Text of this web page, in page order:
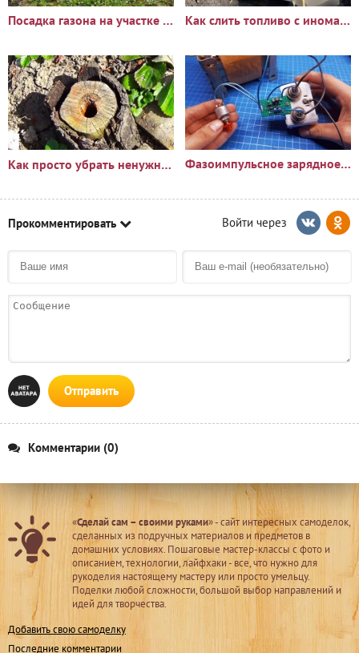
Посадка газона на участке с сорняками: опыт и результаты Как слить топливо с иномарки через горловину бака
Как просто убрать ненужный пень?🪵 Фазоимпульсное зарядное устройство своими руками
Прокомментировать
Отправить
Комментарии (0)
«Сделай сам – своими руками» - сайт интересных самоделок,
сделанных из подручных материалов и предметов в
домашних условиях. Пошаговые мастер-классы с фото и
описанием, технологии, лайфхаки - все, что нужно для
рукоделия настоящему мастеру или просто умельцу.
Поделки любой сложности, большой выбор направлений и
идей для творчества.
Добавить свою самоделку
Последние комментарии